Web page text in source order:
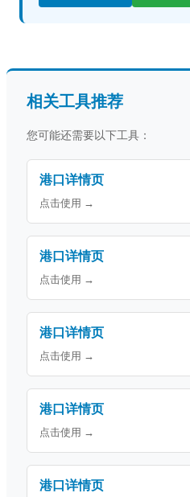
相关工具推荐
您可能还需要以下工具：
港口详情页
点击使用 →
港口详情页
点击使用 →
港口详情页
点击使用 →
港口详情页
点击使用 →
港口详情页